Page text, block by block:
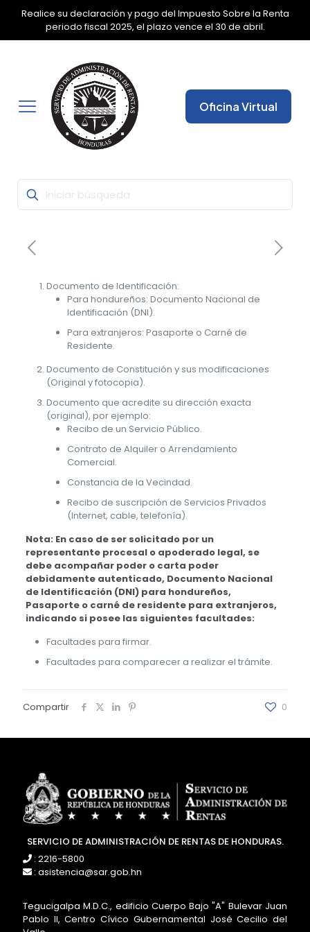
Realice su declaración y pago del Impuesto Sobre la Renta
periodo fiscal 2025, el plazo vence el 30 de abril.
✕
Oficina Virtual
Documento de Identificación:
Para hondureños: Documento Nacional de
Identificación (DNI).
Para extranjeros: Pasaporte o Carné de
Residente.
Documento de Constitución y sus modificaciones
(Original y fotocopia).
Documento que acredite su dirección exacta
(original), por ejemplo:
Recibo de un Servicio Público.
Contrato de Alquiler o Arrendamiento
Comercial.
Constancia de la Vecindad.
Recibo de suscripción de Servicios Privados
(Internet, cable, telefonía).
Nota: En caso de ser solicitado por un
representante procesal o apoderado legal, se
debe acompañar poder o carta poder
debidamente autenticado, Documento Nacional
de Identificación (DNI) para hondureños,
Pasaporte o carné de residente para extranjeros,
indicando si posee las siguientes facultades:
Facultades para firmar.
Facultades para comparecer a realizar el trámite.
Compartir 0
SERVICIO DE ADMINISTRACIÓN DE RENTAS DE HONDURAS.
: 2216-5800
: asistencia@sar.gob.hn
Tegucigalpa M.D.C., edificio Cuerpo Bajo "A" Bulevar Juan
Pablo II, Centro Cívico Gubernamental José Cecilio del